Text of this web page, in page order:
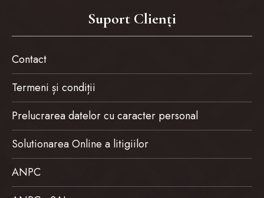
Suport Clienți
Contact
Termeni și condiții
Prelucrarea datelor cu caracter personal
Solutionarea Online a litigiilor
ANPC